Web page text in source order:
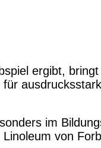
ergibt,
im
von